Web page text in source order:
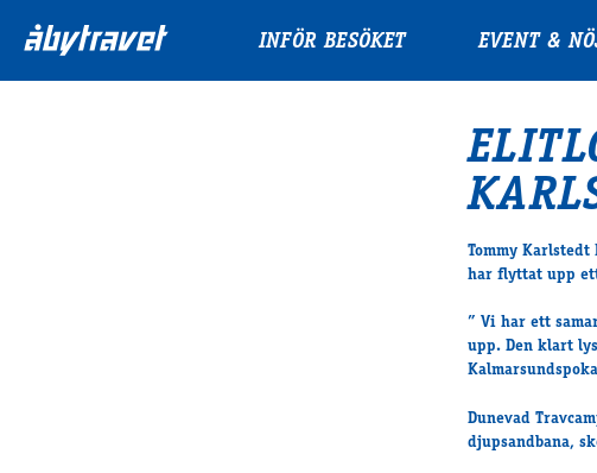
INFÖR BESÖKET EVENT &
Tommy Karlstedt
har flyttat upp
” Vi har ett
upp. Den klart
Dunevad
djupsandbana,